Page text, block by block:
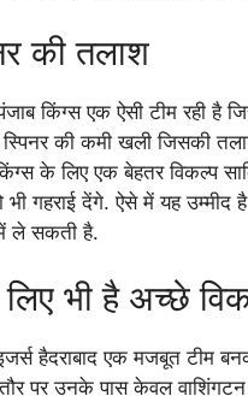
की तलाश
किंग्स एक ऐसी टीम रही है
की कमी खली जिसकी
के लिए एक बेहतर विकल्प
गहराई देंगे. ऐसे में यह उम्मीद
ले सकती है.
लिए भी है अच्छे
हैदराबाद एक मजबूत टीम
पर उनके पास केवल